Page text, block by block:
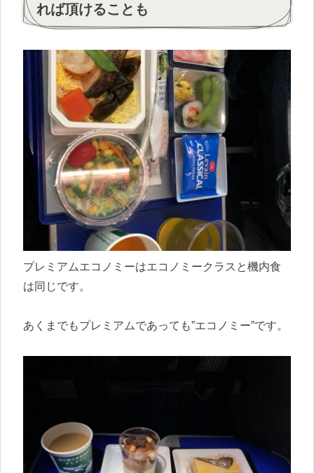
れば頂けることも
プレミアムエコノミーはエコノミークラスと機内食
は同じです。
あくまでもプレミアムであっても”エコノミー”です。